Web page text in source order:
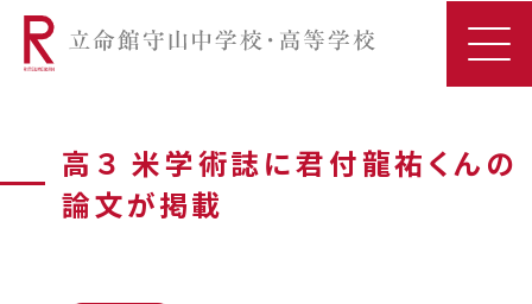
高３ 米学術誌に君付龍祐くんの
論文が掲載